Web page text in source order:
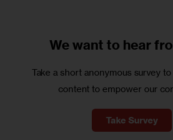
We want to hear
Take a short anonymous survey
content to empower our
Take Survey